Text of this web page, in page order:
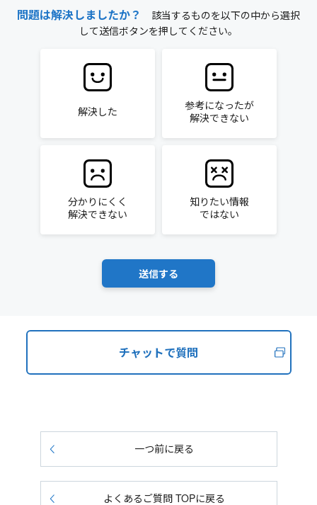
問題は解決しましたか？
該当するものを以下の中から選択
して送信ボタンを押してください。
解決した
参考になったが
解決できない
分かりにくく
解決できない
知りたい情報
ではない
チャットで質問
一つ前に戻る
よくあるご質問 TOPに戻る